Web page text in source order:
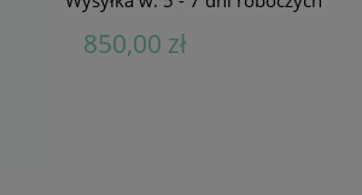
850,00 zł